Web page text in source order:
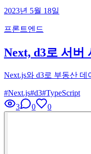
2023년 5월 18일
프론트엔드
Next, d3로 서버
Next.js와 d3로 부동산
#Next.js#d3#TypeScript
3
0 0